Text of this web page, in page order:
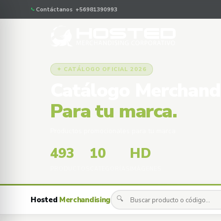
Contáctanos +56981390993
✦ CATÁLOGO OFICIAL 2026
Para tu marca.
493 10 HD
Hosted Merchandising 🔍